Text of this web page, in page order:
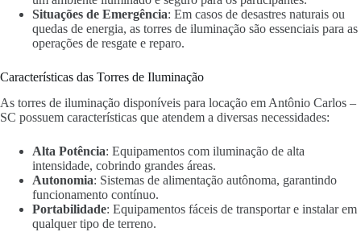
Situações de Emergência: Em casos de desastres naturais ou
quedas de energia, as torres de iluminação são essenciais para as
operações de resgate e reparo.
Características das Torres de Iluminação
As torres de iluminação disponíveis para locação em Antônio Carlos –
SC possuem características que atendem a diversas necessidades:
Alta Potência: Equipamentos com iluminação de alta
intensidade, cobrindo grandes áreas.
Autonomia: Sistemas de alimentação autônoma, garantindo
funcionamento contínuo.
Portabilidade: Equipamentos fáceis de transportar e instalar em
qualquer tipo de terreno.